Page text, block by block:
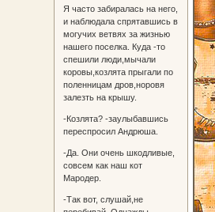
Я часто забиралась на него,
и наблюдала спрятавшись в
могучих ветвях за жизнью
нашего поселка. Куда -то
спешили люди,мычали
коровы,козлята прыгали по
поленницам дров,норовя
залезть на крышу.
-Козлята? -заулыбавшись
переспросил Андрюша.
-Да. Они очень шкодливые,
совсем как наш кот
Мародер.
-Так вот, слушай,не